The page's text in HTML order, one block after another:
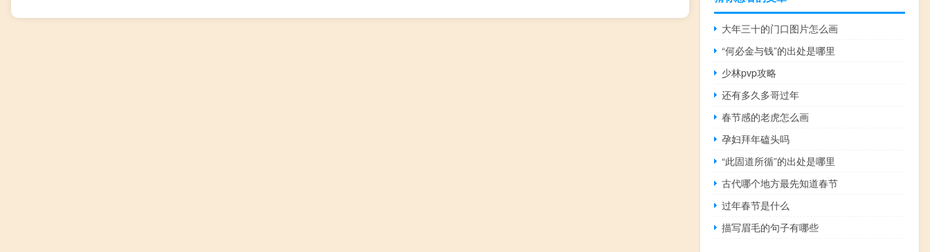
大年三十的门口图片怎么画
“何必金与钱”的出处是哪里
少林pvp攻略
还有多久多哥过年
春节感的老虎怎么画
孕妇拜年磕头吗
“此固道所循”的出处是哪里
古代哪个地方最先知道春节
过年春节是什么
描写眉毛的句子有哪些